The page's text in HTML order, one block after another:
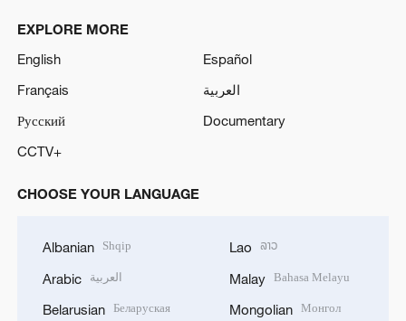
EXPLORE MORE
English
Español
Français
العربية
Русский
Documentary
CCTV+
CHOOSE YOUR LANGUAGE
Albanian Shqip
Arabic العربية
Belarusian Беларуская
Lao ລາວ
Malay Bahasa Melayu
Mongolian Монгол